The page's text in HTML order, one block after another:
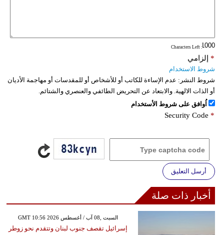
: Characters Left
إلزامي *
شروط الاستخدام
شروط النشر: عدم الإساءة للكاتب أو للأشخاص أو للمقدسات أو مهاجمة الأديان
أو الذات الالهية. والابتعاد عن التحريض الطائفي والعنصري والشتائم.
اُوافق على شروط الأستخدام
Security Code *
أرسل التعليق
أخبار ذات صلة
GMT 10:56 2026 السبت ,08 آب / أغسطس
إسرائيل تقصف جنوب لبنان وتتقدم نحو زوطر